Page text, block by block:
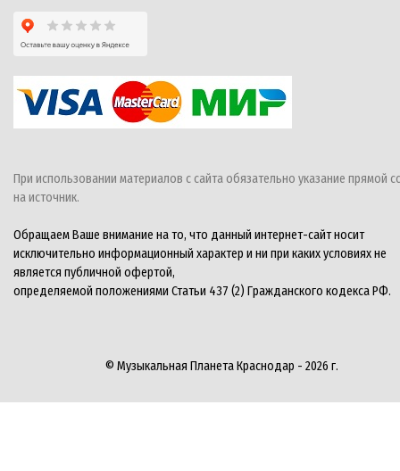
При использовании материалов с сайта обязательно указание прямой
на источник.
Обращаем Ваше внимание на то, что данный интернет-сайт носит
исключительно информационный характер и ни при каких условиях не
является публичной офертой,
определяемой положениями Статьи 437 (2) Гражданского кодекса РФ.
© Музыкальная Планета Краснодар - 2026 г.